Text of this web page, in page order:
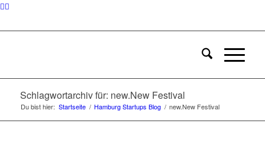
Schlagwortarchiv für: new.New Festival
Du bist hier: Startseite / Hamburg Startups Blog / new.New Festival